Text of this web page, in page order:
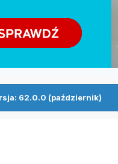
62.0.0 (październik)